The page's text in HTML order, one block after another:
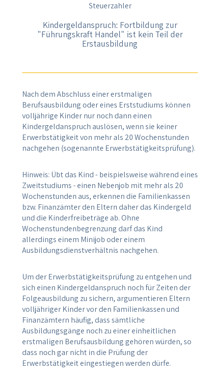
Kindergeldanspruch: Fortbildung zur
"Führungskraft Handel" ist kein Teil der
Erstausbildung
Steuerzahler
Nach dem Abschluss einer erstmaligen
Berufsausbildung oder eines Erststudiums können
volljährige Kinder nur noch dann einen
Kindergeldanspruch auslösen, wenn sie keiner
Erwerbstätigkeit von mehr als 20 Wochenstunden
nachgehen (sogenannte Erwerbstätigkeitsprüfung).
Hinweis: Übt das Kind - beispielsweise während eines
Zweitstudiums - einen Nebenjob mit mehr als 20
Wochenstunden aus, erkennen die Familienkassen
bzw. Finanzämter den Eltern daher das Kindergeld
und die Kinderfreibeträge ab. Ohne
Wochenstundenbegrenzung darf das Kind
allerdings einem Minijob oder einem
Ausbildungsdienstverhältnis nachgehen.
Um der Erwerbstätigkeitsprüfung zu entgehen und
sich einen Kindergeldanspruch noch für Zeiten der
Folgeausbildung zu sichern, argumentieren Eltern
volljähriger Kinder vor den Familienkassen und
Finanzämtern häufig, dass sämtliche
Ausbildungsgänge noch zu einer einheitlichen
erstmaligen Berufsausbildung gehören würden, so
dass noch gar nicht in die Prüfung der
Erwerbstätigkeit eingestiegen werden dürfe.